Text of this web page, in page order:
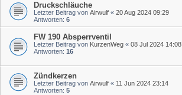
Druckschläuche
Letzter Beitrag von Airwulf « 20 Aug 2024 09:29
Antworten: 6
FW 190 Absperrventil
Letzter Beitrag von KurzenWeg « 08 Jul 2024 14:08
Antworten: 16
Zündkerzen
Letzter Beitrag von Airwulf « 11 Jun 2024 23:14
Antworten: 5